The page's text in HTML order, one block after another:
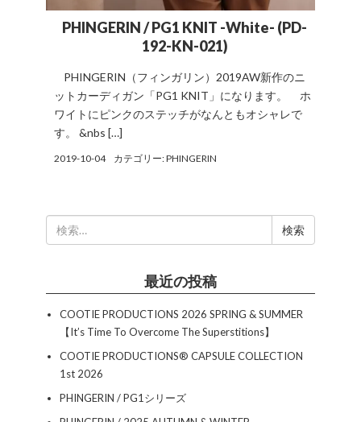
PHINGERIN / PG1 KNIT -White- (PD-
192-KN-021)
PHINGERIN（フィンガリン）2019AW新作のニ
ットカーディガン「PG1 KNIT」になります。 ホ
ワイトにピンクのステッチがなんともオシャレで
す。 &nbs […]
2019-10-04 カテゴリー:PHINGERIN
索:
最近の投稿
COOTIE PRODUCTIONS 2026 SPRING & SUMMER
【It’s Time To Overcome The Superstitions】
COOTIE PRODUCTIONS®︎ CAPSULE COLLECTION
1st 2026
PHINGERIN / PG1シリーズ